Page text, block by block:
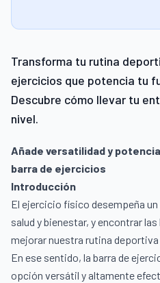
Transforma tu rutina
ejercicios que potencia tu
Descubre cómo llevar tu
nivel.
Añade versatilidad y
barra de ejercicios
Introducción
El ejercicio físico desempeña
salud y bienestar, y encontrar
mejorar nuestra rutina
En ese sentido, la barra de
opción versátil y altamente